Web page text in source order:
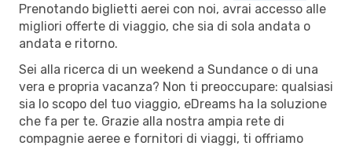
Prenotando biglietti aerei con noi, avrai accesso alle
migliori offerte di viaggio, che sia di sola andata o
andata e ritorno.
Sei alla ricerca di un weekend a Sundance o di una
vera e propria vacanza? Non ti preoccupare: qualsiasi
sia lo scopo del tuo viaggio, eDreams ha la soluzione
che fa per te. Grazie alla nostra ampia rete di
compagnie aeree e fornitori di viaggi, ti offriamo